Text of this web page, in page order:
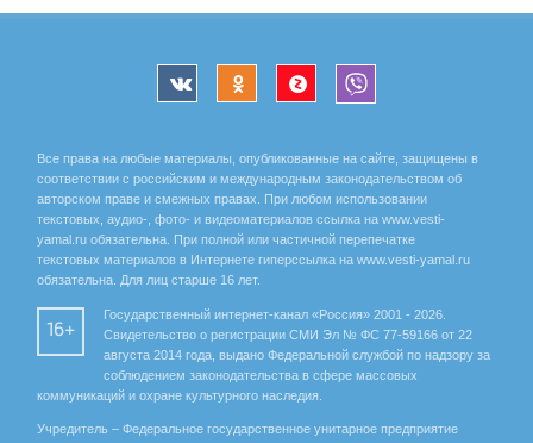
Все права на любые материалы, опубликованные на сайте, защищены в
соответствии с российским и международным законодательством об
авторском праве и смежных правах. При любом использовании
текстовых, аудио-, фото- и видеоматериалов ссылка на www.vesti-
yamal.ru обязательна. При полной или частичной перепечатке
текстовых материалов в Интернете гиперссылка на www.vesti-yamal.ru
обязательна. Для лиц старше 16 лет.
16+
Государственный интернет-канал «Россия» 2001 - 2026.
Свидетельство о регистрации СМИ Эл № ФС 77-59166 от 22
августа 2014 года, выдано Федеральной службой по надзору за
соблюдением законодательства в сфере массовых
коммуникаций и охране культурного наследия.
Учредитель – Федеральное государственное унитарное предприятие